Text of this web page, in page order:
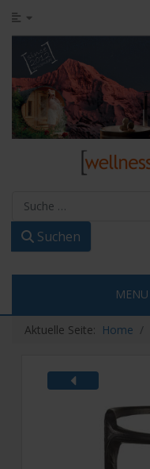
Suchen
MENU
Aktuelle Seite: Home